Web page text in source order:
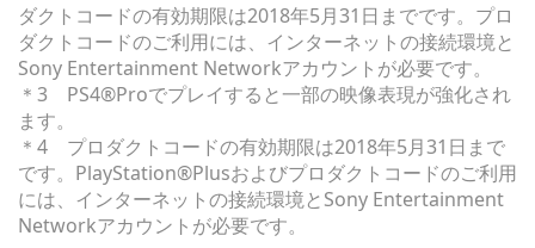
ダクトコードの有効期限は2018年5月31日までです。プロ
ダクトコードのご利用には、インターネットの接続環境と
Sony Entertainment Networkアカウントが必要です。
＊3 PS4®Proでプレイすると一部の映像表現が強化され
ます。
＊4 プロダクトコードの有効期限は2018年5月31日まで
です。PlayStation®Plusおよびプロダクトコードのご利用
には、インターネットの接続環境とSony Entertainment
Networkアカウントが必要です。